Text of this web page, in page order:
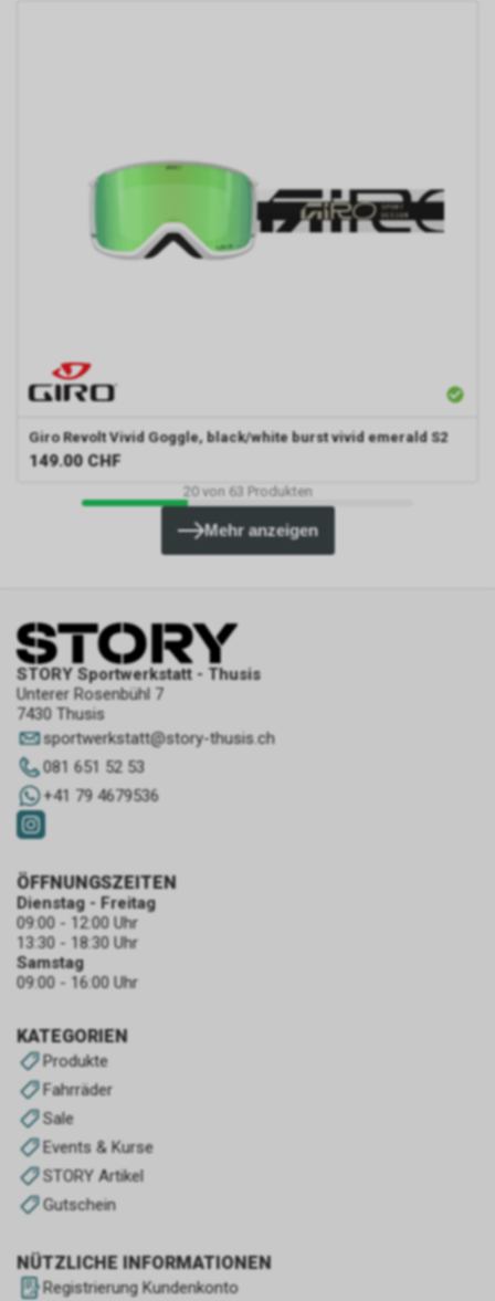
Giro Revolt Vivid Goggle, black/white burst vivid emerald S2
149.00 CHF
20von 63 Produkten
Mehr anzeigen
STORY Sportwerkstatt - Thusis
Unterer Rosenbühl 7
7430 Thusis
sportwerkstatt@story-thusis.ch
081 651 52 53
+41 79 4679536
KATEGORIEN
Produkte
Fahrräder
Sale
Events & Kurse
STORY Artikel
Gutschein
NÜTZLICHE INFORMATIONEN
Registrierung Kundenkonto
ÖFFNUNGSZEITEN
Dienstag - Freitag
09:00 - 12:00 Uhr
13:30 - 18:30 Uhr
Samstag
09:00 - 16:00 Uhr